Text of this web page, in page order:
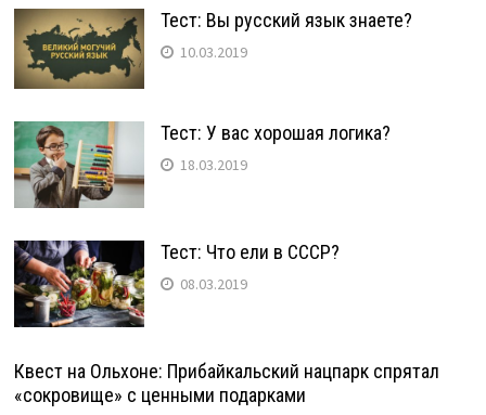
Тест: Вы русский язык знаете?
10.03.2019
Тест: У вас хорошая логика?
18.03.2019
Тест: Что ели в СССР?
08.03.2019
Квест на Ольхоне: Прибайкальский нацпарк спрятал
«сокровище» с ценными подарками